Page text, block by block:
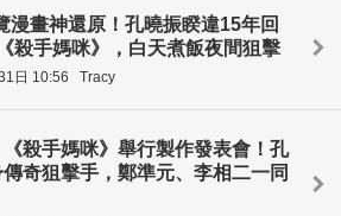
漫畫神還原！孔曉振睽違15年回
殺手媽咪》，白天煮飯夜間狙擊
日 10:56 Tracy
《殺手媽咪》舉行製作發表會！孔
奇狙擊手，鄭準元、李相二一同